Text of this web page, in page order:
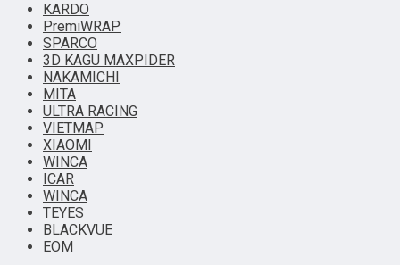
KARDO
PremiWRAP
SPARCO
3D KAGU MAXPIDER
NAKAMICHI
MITA
ULTRA RACING
VIETMAP
XIAOMI
WINCA
ICAR
WINCA
TEYES
BLACKVUE
EOM